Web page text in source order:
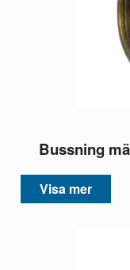
Bussning
Visa mer